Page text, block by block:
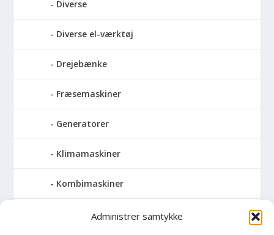
Administrer samtykke
Diverse
Diverse el-værktøj
Drejebænke
Fræsemaskiner
Generatorer
Klimamaskiner
Kombimaskiner
Kompressor